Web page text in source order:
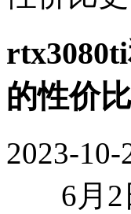
的性价
2023-10-
6月2日